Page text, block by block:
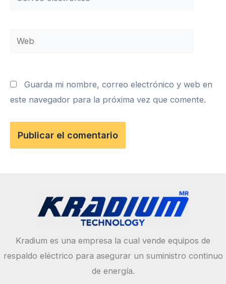
Web
Guarda mi nombre, correo electrónico y web en
este navegador para la próxima vez que comente.
Kradium es una empresa la cual vende equipos de
respaldo eléctrico para asegurar un suministro continuo
de energía.